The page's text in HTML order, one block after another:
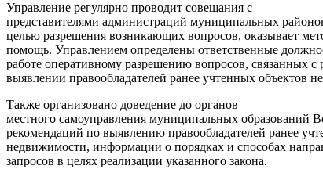
Управление регулярно проводит совещания с
представителями администраций муниципальных
целью разрешения возникающих вопросов, оказывает
помощь. Управлением определены ответственные
работе оперативному разрешению вопросов, связанных с
выявлении правообладателей ранее учтенных объектов
Также организовано доведение до органов
местного самоуправления муниципальных образований
рекомендаций по выявлению правообладателей ранее
недвижимости, информации о порядках и способах
запросов в целях реализации указанного закона.